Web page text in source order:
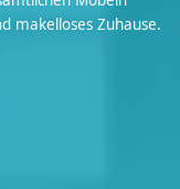
makelloses Zuhause.